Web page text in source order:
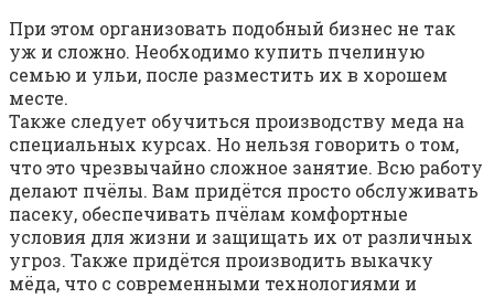
При этом организовать подобный бизнес не так
уж и сложно. Необходимо купить пчелиную
семью и ульи, после разместить их в хорошем
месте.
Также следует обучиться производству меда на
специальных курсах. Но нельзя говорить о том,
что это чрезвычайно сложное занятие. Всю работу
делают пчёлы. Вам придётся просто обслуживать
пасеку, обеспечивать пчёлам комфортные
условия для жизни и защищать их от различных
угроз. Также придётся производить выкачку
мёда, что с современными технологиями и